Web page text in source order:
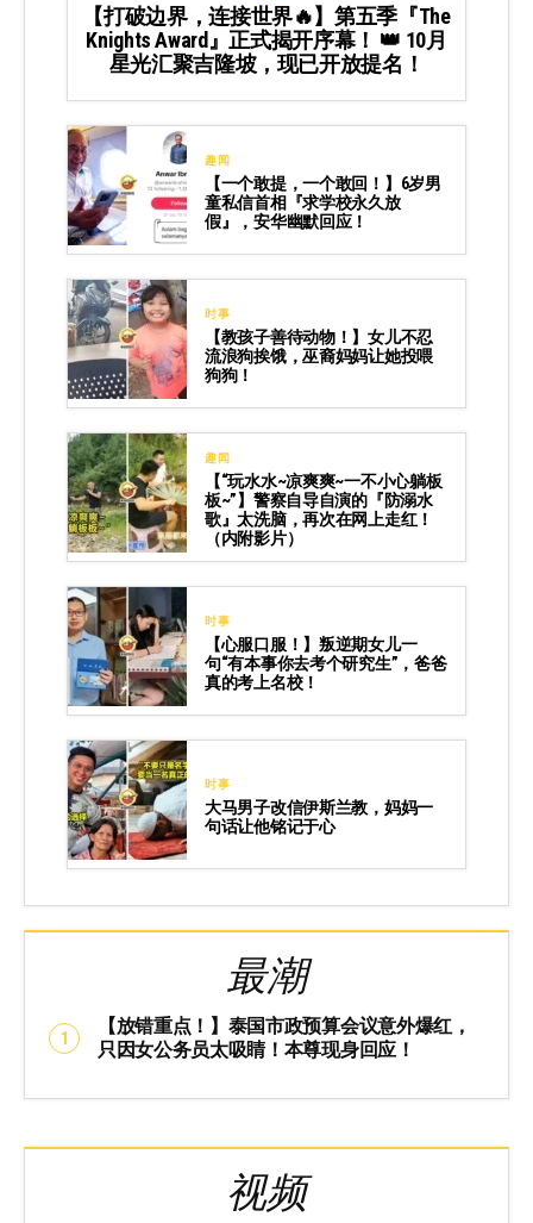
【打破边界，连接世界🔥】第五季『The
Knights Award』正式揭开序幕！ 👑 10月
星光汇聚吉隆坡，现已开放提名！
趣闻
【一个敢提，一个敢回！】6岁男
童私信首相『求学校永久放
假』，安华幽默回应！
时事
【教孩子善待动物！】女儿不忍
流浪狗挨饿，巫裔妈妈让她投喂
狗狗！
趣闻
【“玩水水~凉爽爽~一不小心躺板
板~”】警察自导自演的『防溺水
歌』太洗脑，再次在网上走红！
（内附影片）
时事
【心服口服！】叛逆期女儿一
句“有本事你去考个研究生”，爸爸
真的考上名校！
时事
大马男子改信伊斯兰教，妈妈一
句话让他铭记于心
最潮
【放错重点！】泰国市政预算会议意外爆红，
只因女公务员太吸睛！本尊现身回应！
视频